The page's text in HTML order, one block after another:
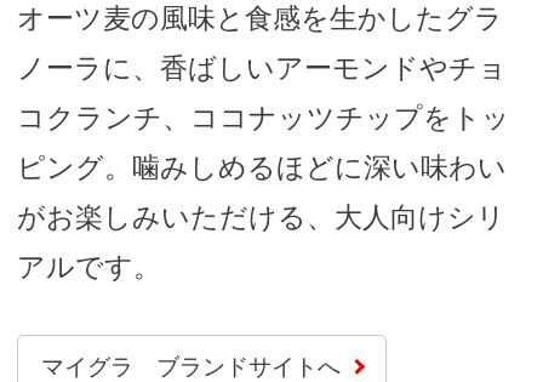
オーツ麦の風味と食感を生かしたグラ
ノーラに、香ばしいアーモンドやチョ
コクランチ、ココナッツチップをトッ
ピング。噛みしめるほどに深い味わい
がお楽しみいただける、大人向けシリ
アルです。
マイグラ ブランドサイトへ